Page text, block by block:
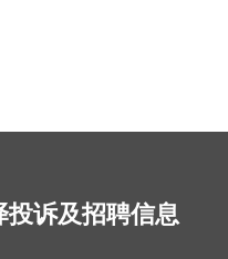
投诉及招聘信息